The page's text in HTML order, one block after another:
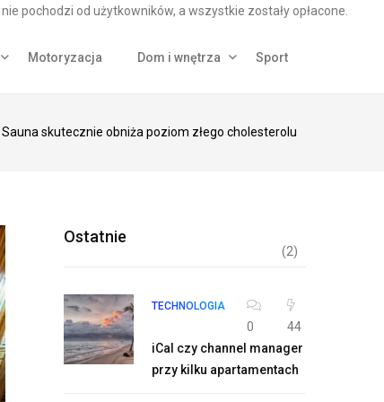
pochodzi od użytkowników, a wszystkie zostały opłacone.
Motoryzacja Dom i wnętrza Sport
Sauna skutecznie obniża poziom złego cholesterolu
Ostatnie
TECHNOLOGIA
0
44
iCal czy channel manager
przy kilku apartamentach
(2)